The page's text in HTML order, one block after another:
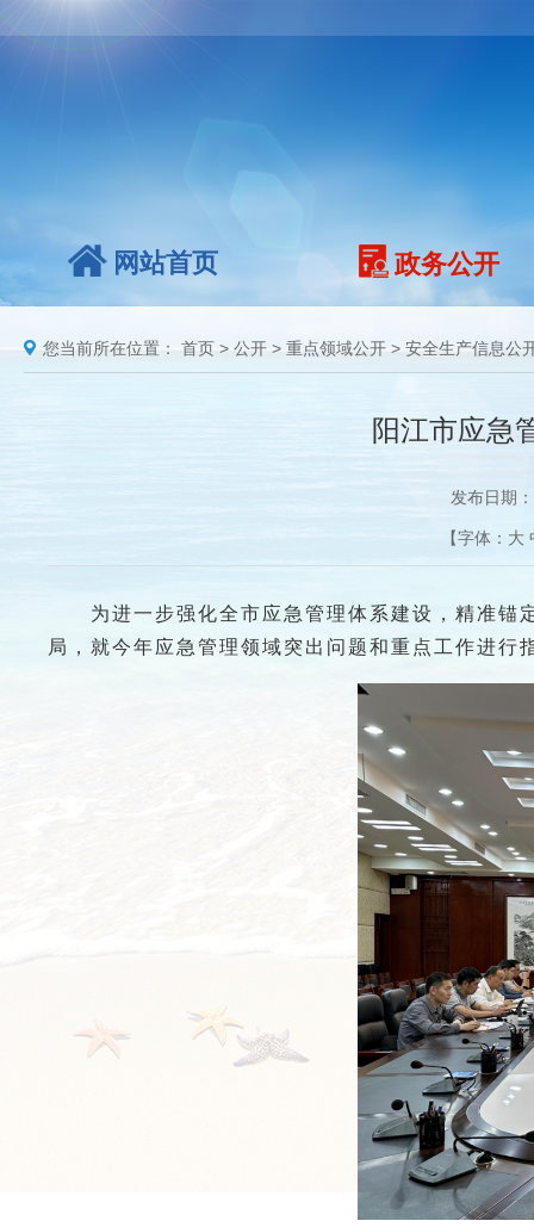
网站首页 政务公开
您当前所在位置： 首页 > 公开 > 重点领域公开 > 安全生产信息公
阳江市应急
发布日期
【字体： 大
为进一步强化全市应急管理体系建设，精准锚
局，就今年应急管理领域突出问题和重点工作进行